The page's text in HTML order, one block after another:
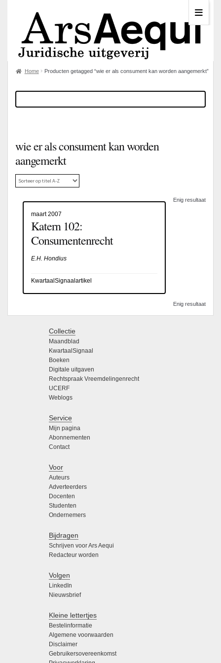
Home Producten getagged “wie er als consument kan worden aangemerkt”
wie er als consument kan worden
aangemerkt
Enig resultaat
maart 2007
Katern 102:
Consumentenrecht
E.H. Hondius
KwartaalSignaalartikel
Enig resultaat
Collectie
Maandblad
KwartaalSignaal
Boeken
Digitale uitgaven
Rechtspraak Vreemdelingenrecht
UCERF
Weblogs
Service
Mijn pagina
Abonnementen
Contact
Voor
Auteurs
Adverteerders
Docenten
Studenten
Ondernemers
Bijdragen
Schrijven voor Ars Aequi
Redacteur worden
Volgen
LinkedIn
Nieuwsbrief
Kleine lettertjes
Bestelinformatie
Algemene voorwaarden
Disclaimer
Gebruikersovereenkomst